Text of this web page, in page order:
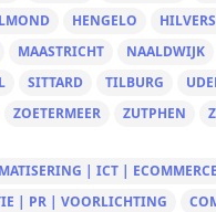
HENGELO
MAASTRICHT NAALDWIJK
SITTARD TILBURG
ZOETERMEER ZUTPHEN
| ICT | ECOMMERCE
| PR | VOORLICHTING